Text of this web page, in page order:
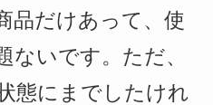
品だけあって、使
ないです。ただ、
態にまでしたけれ